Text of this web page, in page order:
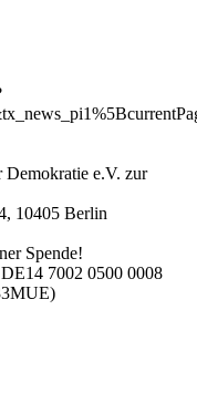
e.V. zur
10405 Berlin
Spende!
7002 0500 0008